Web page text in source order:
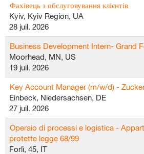
Фахівець з обслуговування клієнтів
Kyiv, Kyiv Region, UA
28 juil. 2026
Business Development Intern- Grand
Moorhead, MN, US
19 juil. 2026
Key Account Manager (m/w/d) -
Einbeck, Niedersachsen, DE
27 juil. 2026
Operaio di processi e logistica -
protette legge 68/99
Forlì, 45, IT